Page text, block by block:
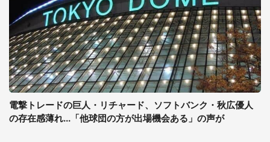
電撃トレードの巨人・リチャード、ソフトバンク・秋広優人
の存在感薄れ...「他球団の方が出場機会ある」の声が